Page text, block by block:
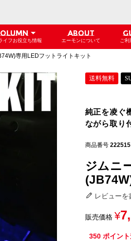
イフお役立ち情報
ABOUT
エーモンについて ご
専用LEDフットライトキット
送料無料
純正を凌ぐ
ながら取り
商品番号 222515
ジムニ
レビューを
販売価格 ¥
350 ポイン